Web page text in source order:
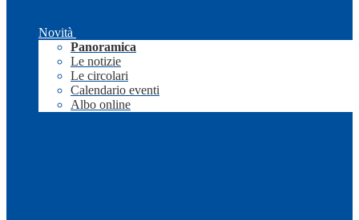
Novità
Panoramica
Le notizie
Le circolari
Calendario eventi
Albo online